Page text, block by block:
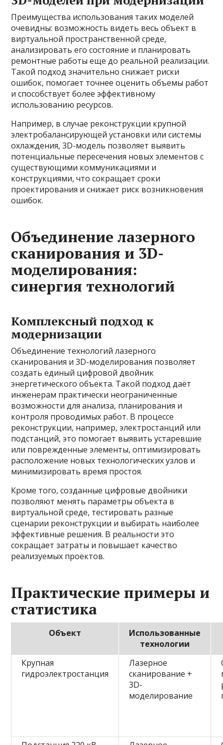
Преимущества использования таких моделей
очевидны: возможность видеть весь объект в
виртуальной пространственной среде,
анализировать его состояние и планировать
ремонтные работы еще до реальной реализации.
Такой подход значительно снижает риски
ошибок, помогает точнее оценить объемы работ
и способствует более эффективному
использованию ресурсов.
Например, в случае реконструкции крупной
электробалансирующей установки или системы
охлаждения, 3D-модель позволяет выявить
потенциальные пересечения новых элементов с
существующими коммуникациями и
конструкциями, что сокращает сроки
проектирования и снижает риск возникновения
ошибок.
Объединение лазерного
сканирования и 3D-
моделирования:
синергия технологий
Комплексный подход к
модернизации
Объединение технологий лазерного
сканирования и 3D-моделирования позволяет
создать единый цифровой двойник
энергетического объекта. Такой подход даёт
инженерам практически неограниченные
возможности для анализа, планирования и
контроля проводимых работ. В процессе
реконструкции, например, электростанций или
подстанций, это помогает выявить устаревшие
или поврежденные элементы, оптимизировать
расположение новых технологических узлов и
минимизировать время простоя.
Кроме того, созданные цифровые двойники
позволяют менять параметры объекта в
виртуальной среде, тестировать разные
сценарии реконструкции и выбирать наиболее
эффективные решения. В реальности это
сокращает затраты и повышает качество
реализуемых проектов.
Практические примеры и
статистика
Объект
Использованные
технологии
Крупная
гидроэлектростанция
Лазерное
сканирование +
3D-
моделирование